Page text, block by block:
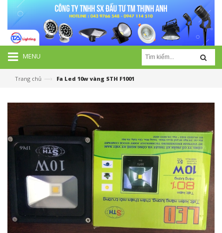
MENU
Trang chủ —› Fa Led 10w vàng STH F1001